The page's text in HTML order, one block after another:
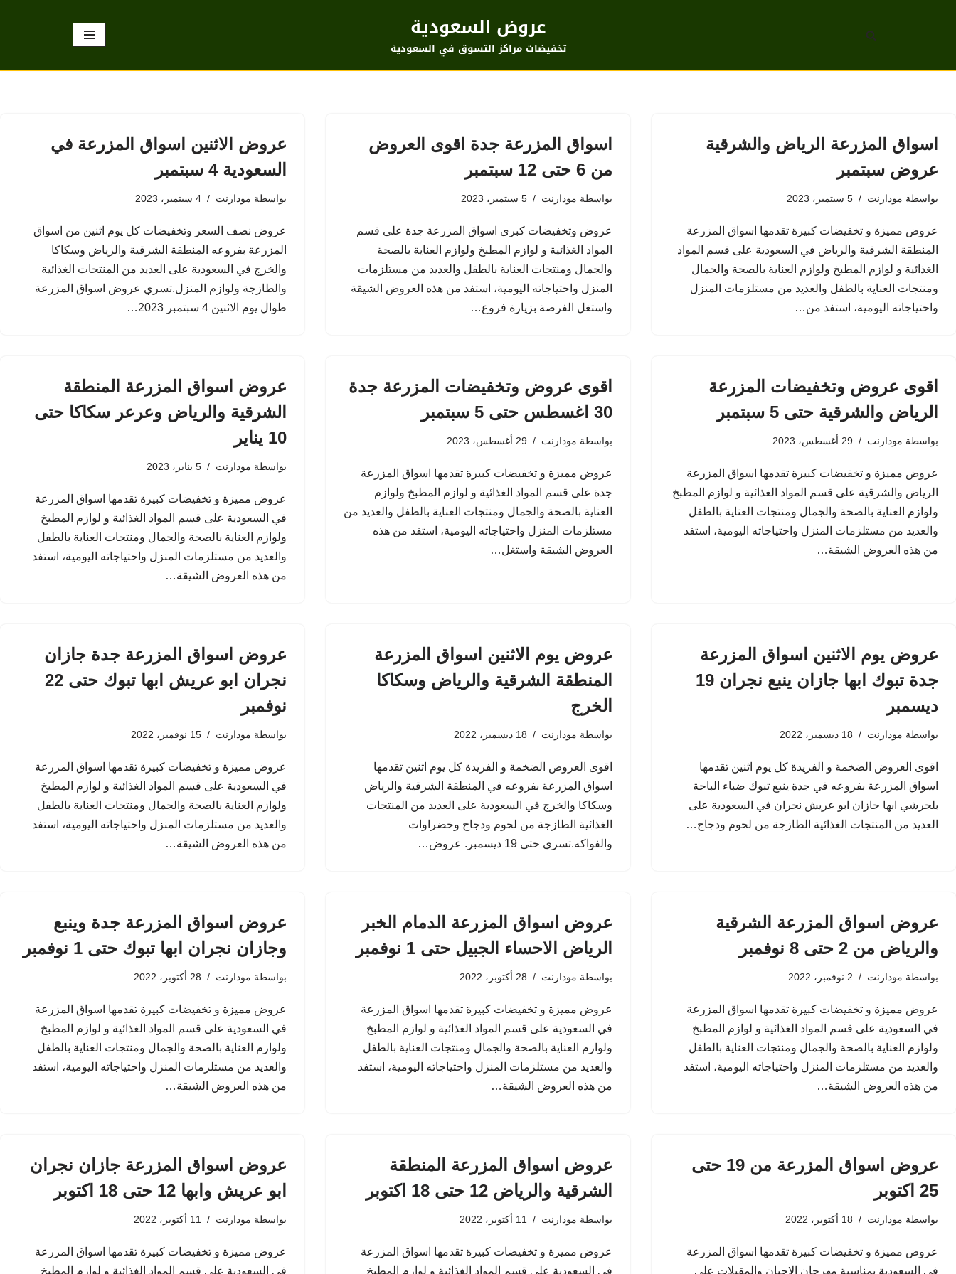
عروض السعودية
تخفيضات مراكز التسوق في السعودية
اسواق المزرعة الرياض والشرقية
عروض سبتمبر
بواسطة مودارنت 5 سبتمبر، 2023
عروض مميزة و تخفيضات كبيرة تقدمها اسواق المزرعة
المنطقة الشرقية والرياض في السعودية على قسم المواد
الغذائية و لوازم المطبخ ولوازم العناية بالصحة والجمال
ومنتجات العناية بالطفل والعديد من مستلزمات المنزل
واحتياجاته اليومية، استفد من…
اسواق المزرعة جدة اقوى العروض
من 6 حتى 12 سبتمبر
بواسطة مودارنت 5 سبتمبر، 2023
عروض وتخفيضات كبرى اسواق المزرعة جدة على قسم
المواد الغذائية و لوازم المطبخ ولوازم العناية بالصحة
والجمال ومنتجات العناية بالطفل والعديد من مستلزمات
المنزل واحتياجاته اليومية، استفد من هذه العروض الشيقة
واستغل الفرصة بزيارة فروع…
عروض الاثنين اسواق المزرعة في
السعودية 4 سبتمبر
بواسطة مودارنت 4 سبتمبر، 2023
عروض نصف السعر وتخفيضات كل يوم اثنين من اسواق
المزرعة بفروعه المنطقة الشرقية والرياض وسكاكا
والخرج في السعودية على العديد من المنتجات الغذائية
والطازجة ولوازم المنزل.تسري عروض اسواق المزرعة
طوال يوم الاثنين 4 سبتمبر 2023…
اقوى عروض وتخفيضات المزرعة
الرياض والشرقية حتى 5 سبتمبر
بواسطة مودارنت 29 أغسطس، 2023
عروض مميزة و تخفيضات كبيرة تقدمها اسواق المزرعة
الرياض والشرقية على قسم المواد الغذائية و لوازم المطبخ
ولوازم العناية بالصحة والجمال ومنتجات العناية بالطفل
والعديد من مستلزمات المنزل واحتياجاته اليومية، استفد
من هذه العروض الشيقة…
اقوى عروض وتخفيضات المزرعة جدة
30 اغسطس حتى 5 سبتمبر
بواسطة مودارنت 29 أغسطس، 2023
عروض مميزة و تخفيضات كبيرة تقدمها اسواق المزرعة
جدة على قسم المواد الغذائية و لوازم المطبخ ولوازم
العناية بالصحة والجمال ومنتجات العناية بالطفل والعديد من
مستلزمات المنزل واحتياجاته اليومية، استفد من هذه
العروض الشيقة واستغل…
عروض اسواق المزرعة المنطقة
الشرقية والرياض وعرعر سكاكا حتى
10 يناير
بواسطة مودارنت 5 يناير، 2023
عروض مميزة و تخفيضات كبيرة تقدمها اسواق المزرعة
في السعودية على قسم المواد الغذائية و لوازم المطبخ
ولوازم العناية بالصحة والجمال ومنتجات العناية بالطفل
والعديد من مستلزمات المنزل واحتياجاته اليومية، استفد
من هذه العروض الشيقة…
عروض يوم الاثنين اسواق المزرعة
جدة تبوك ابها جازان ينبع نجران 19
ديسمبر
بواسطة مودارنت 18 ديسمبر، 2022
اقوى العروض الضخمة و الفريدة كل يوم اثنين تقدمها
اسواق المزرعة بفروعه في جدة ينبع تبوك ضباء الباحة
بلجرشي ابها جازان ابو عريش نجران في السعودية على
العديد من المنتجات الغذائية الطازجة من لحوم ودجاج…
عروض يوم الاثنين اسواق المزرعة
المنطقة الشرقية والرياض وسكاكا
الخرج
بواسطة مودارنت 18 ديسمبر، 2022
اقوى العروض الضخمة و الفريدة كل يوم اثنين تقدمها
اسواق المزرعة بفروعه في المنطقة الشرقية والرياض
وسكاكا والخرج في السعودية على العديد من المنتجات
الغذائية الطازجة من لحوم ودجاج وخضراوات
والفواكه.تسري حتى 19 ديسمبر. عروض…
عروض اسواق المزرعة جدة جازان
نجران ابو عريش ابها تبوك حتى 22
نوفمبر
بواسطة مودارنت 15 نوفمبر، 2022
عروض مميزة و تخفيضات كبيرة تقدمها اسواق المزرعة
في السعودية على قسم المواد الغذائية و لوازم المطبخ
ولوازم العناية بالصحة والجمال ومنتجات العناية بالطفل
والعديد من مستلزمات المنزل واحتياجاته اليومية، استفد
من هذه العروض الشيقة…
عروض اسواق المزرعة الشرقية
والرياض من 2 حتى 8 نوفمبر
بواسطة مودارنت 2 نوفمبر، 2022
عروض مميزة و تخفيضات كبيرة تقدمها اسواق المزرعة
في السعودية على قسم المواد الغذائية و لوازم المطبخ
ولوازم العناية بالصحة والجمال ومنتجات العناية بالطفل
والعديد من مستلزمات المنزل واحتياجاته اليومية، استفد
من هذه العروض الشيقة…
عروض اسواق المزرعة الدمام الخبر
الرياض الاحساء الجبيل حتى 1 نوفمبر
بواسطة مودارنت 28 أكتوبر، 2022
عروض مميزة و تخفيضات كبيرة تقدمها اسواق المزرعة
في السعودية على قسم المواد الغذائية و لوازم المطبخ
ولوازم العناية بالصحة والجمال ومنتجات العناية بالطفل
والعديد من مستلزمات المنزل واحتياجاته اليومية، استفد
من هذه العروض الشيقة…
عروض اسواق المزرعة جدة وينبع
وجازان نجران ابها تبوك حتى 1 نوفمبر
بواسطة مودارنت 28 أكتوبر، 2022
عروض مميزة و تخفيضات كبيرة تقدمها اسواق المزرعة
في السعودية على قسم المواد الغذائية و لوازم المطبخ
ولوازم العناية بالصحة والجمال ومنتجات العناية بالطفل
والعديد من مستلزمات المنزل واحتياجاته اليومية، استفد
من هذه العروض الشيقة…
عروض اسواق المزرعة من 19 حتى
25 اكتوبر
بواسطة مودارنت 18 أكتوبر، 2022
عروض مميزة و تخفيضات كبيرة تقدمها اسواق المزرعة
في السعودية بمناسبة مهرجان الاجبان والمقبلات على
عروض اسواق المزرعة المنطقة
الشرقية والرياض 12 حتى 18 اكتوبر
بواسطة مودارنت 11 أكتوبر، 2022
عروض مميزة و تخفيضات كبيرة تقدمها اسواق المزرعة
في السعودية على قسم المواد الغذائية و لوازم المطبخ
عروض اسواق المزرعة جازان نجران
ابو عريش وابها 12 حتى 18 اكتوبر
بواسطة مودارنت 11 أكتوبر، 2022
عروض مميزة و تخفيضات كبيرة تقدمها اسواق المزرعة
في السعودية على قسم المواد الغذائية و لوازم المطبخ